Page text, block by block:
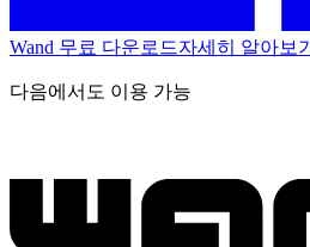
Wand 무료 다운로드자세히 알아보기
다음에서도 이용 가능